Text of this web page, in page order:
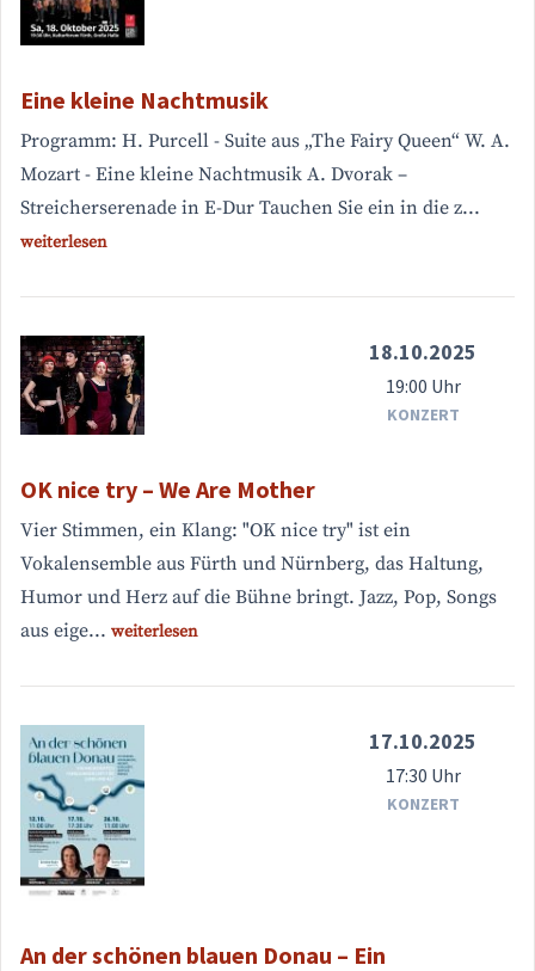
Eine kleine Nachtmusik
Programm: H. Purcell - Suite aus „The Fairy Queen“ W. A.
Mozart - Eine kleine Nachtmusik A. Dvorak –
Streicherserenade in E-Dur Tauchen Sie ein in die z...
weiterlesen
18.10.2025
19:00 Uhr
KONZERT
OK nice try – We Are Mother
Vier Stimmen, ein Klang: "OK nice try" ist ein
Vokalensemble aus Fürth und Nürnberg, das Haltung,
Humor und Herz auf die Bühne bringt. Jazz, Pop, Songs
aus eige... weiterlesen
17.10.2025
17:30 Uhr
KONZERT
An der schönen blauen Donau – Ein